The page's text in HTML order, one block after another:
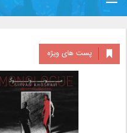
پست های ویژه